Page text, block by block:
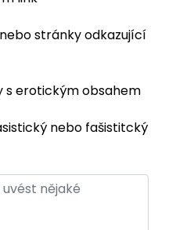
stránky odkazující
s erotickým obsahem
nebo fašistitcký